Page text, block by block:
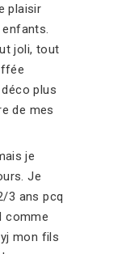
plaisir
joli, tout
plus
de mes
je
Je
3 ans pcq
comme
mon fils